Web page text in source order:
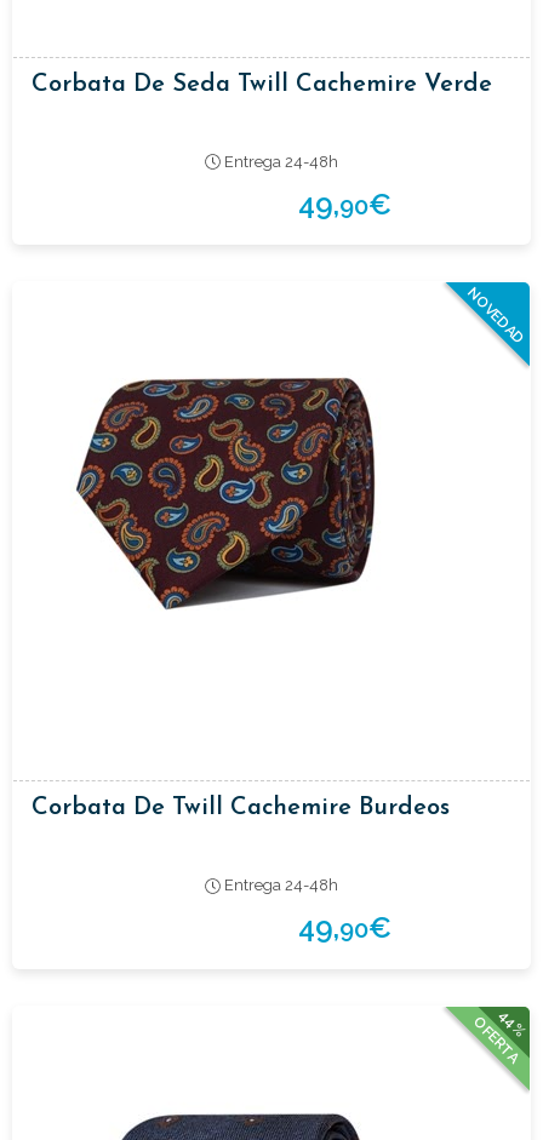
Corbata De Seda Twill Cachemire Verde
Entrega 24-48h
49,90€
NOVEDAD
Corbata De Twill Cachemire Burdeos
Entrega 24-48h
49,90€
44%
OFERTA